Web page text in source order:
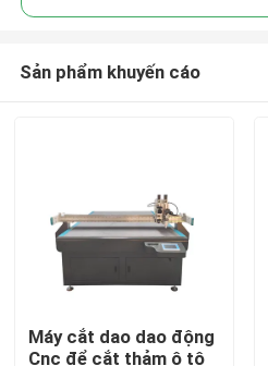
Sản phẩm khuyến cáo
Máy cắt dao dao động
Cnc để cắt thảm ô tô